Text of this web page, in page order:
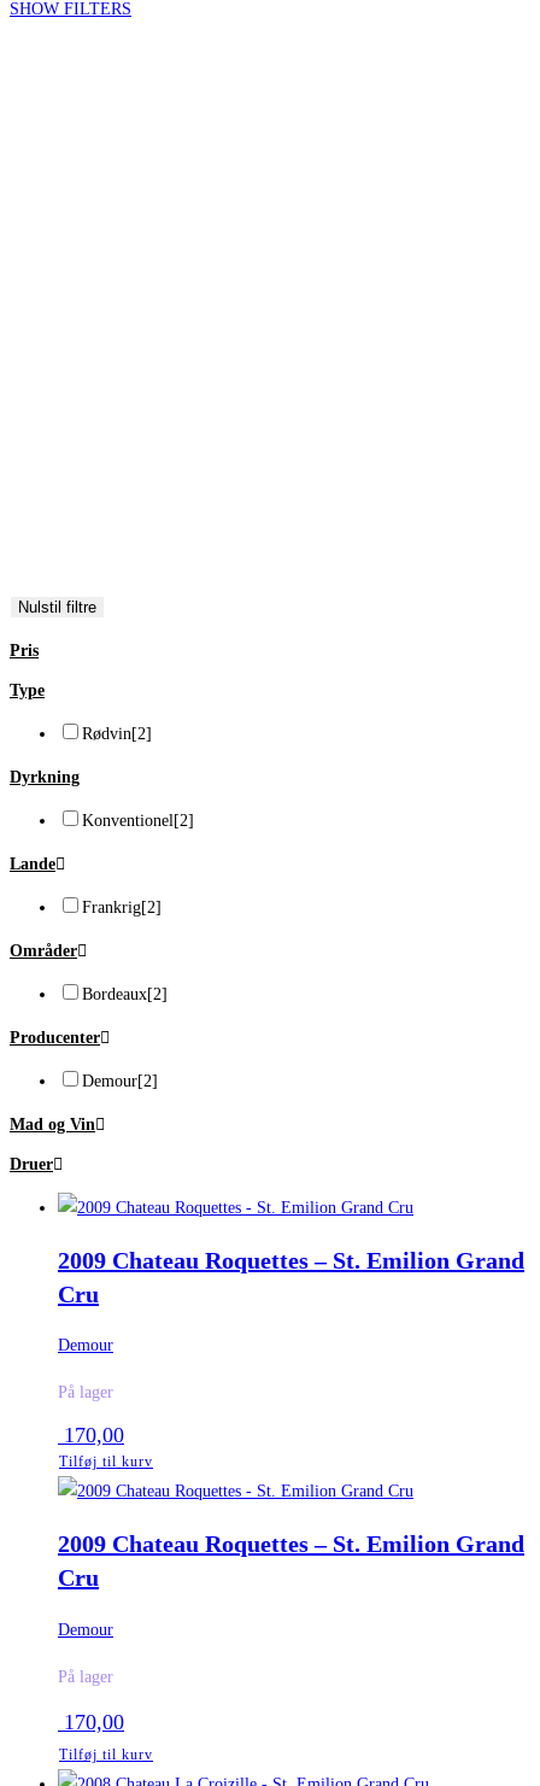
SHOW FILTERS
Nulstil filtre
Pris
Type
Rødvin[2]
Dyrkning
Konventionel[2]
Lande
Frankrig[2]
Områder
Bordeaux[2]
Producenter
Demour[2]
Mad og Vin
Druer
2009 Chateau Roquettes – St. Emilion Grand
Cru
Demour
På lager
170,00
Tilføj til kurv
2009 Chateau Roquettes – St. Emilion Grand
Cru
Demour
På lager
170,00
Tilføj til kurv